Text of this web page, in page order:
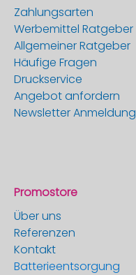
Zahlungsarten
Werbemittel Ratgeber
Allgemeiner Ratgeber
Häufige Fragen
Druckservice
Angebot anfordern
Newsletter Anmeldung
Promostore
Über uns
Referenzen
Kontakt
Batterieentsorgung